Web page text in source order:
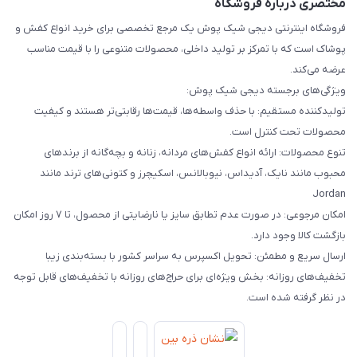
مختصری درباره فروشگاه
فروشگاه اینترنتی دیجی شیک پوش یک مرجع تخصصی برای خرید انواع کفش و
پوشاک است که با تمرکز بر تولید داخلی، محصولات متنوعی را با قیمت مناسب
عرضه می‌کند.
ویژگی‌های برجسته دیجی شیک پوش:
تولیدکننده مستقیم: با حذف واسطه‌ها، قیمت‌ها رقابتی‌تر هستند و کیفیت
محصولات تحت کنترل است.
تنوع محصولات: ارائه انواع کفش‌های مردانه، زنانه و بچه‌گانه از برندهای
محبوب مانند نایک، آدیداس، نیوبالانس، اسکیچرز و کتونی‌های ترند مانند
Jordan
امکان مرجوعی: در صورت عدم تطابق سایز یا نارضایتی از محصول، تا ۷ روز امکان
بازگشت کالا وجود دارد.
ارسال سریع و مطمئن: تحویل اکسپرس به سراسر کشور با بسته‌بندی زیبا
تخفیف‌های روزانه: بخش ویژه‌ای برای حراج‌های روزانه با تخفیف‌های قابل توجه
در نظر گرفته شده است.